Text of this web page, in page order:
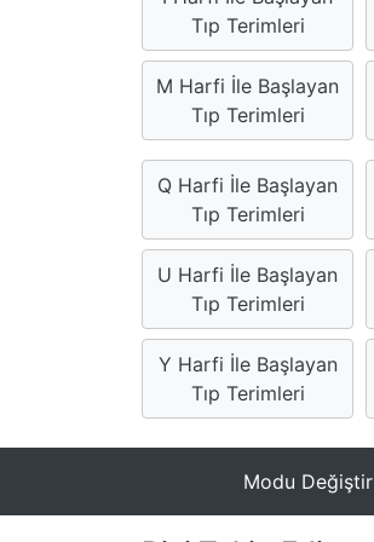
Tıp Terimleri
M Harfi İle Başlayan
Tıp Terimleri
Q Harfi İle Başlayan
Tıp Terimleri
U Harfi İle Başlayan
Tıp Terimleri
Y Harfi İle Başlayan
Tıp Terimleri
Modu Değiştir